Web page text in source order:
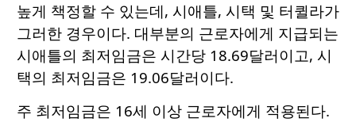
높게 책정할 수 있는데, 시애틀, 시택 및 터퀼라가
그러한 경우이다. 대부분의 근로자에게 지급되는
시애틀의 최저임금은 시간당 18.69달러이고, 시
택의 최저임금은 19.06달러이다.
주 최저임금은 16세 이상 근로자에게 적용된다.